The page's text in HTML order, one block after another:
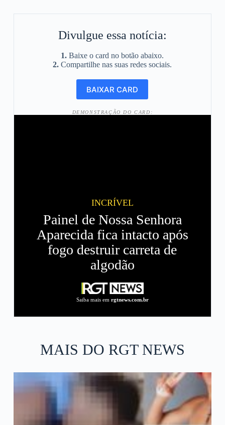
Divulgue essa notícia:
1. Baixe o card no botão abaixo.
2. Compartilhe nas suas redes sociais.
DEMONSTRAÇÃO DO CARD:
INCRÍVEL
Painel de Nossa Senhora
Aparecida fica intacto após
fogo destruir carreta de
algodão
Saiba mais em rgtnews.com.br
MAIS DO RGT NEWS